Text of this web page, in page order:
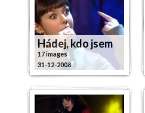
Hádej, kdo jsem
17 images
31-12-2008